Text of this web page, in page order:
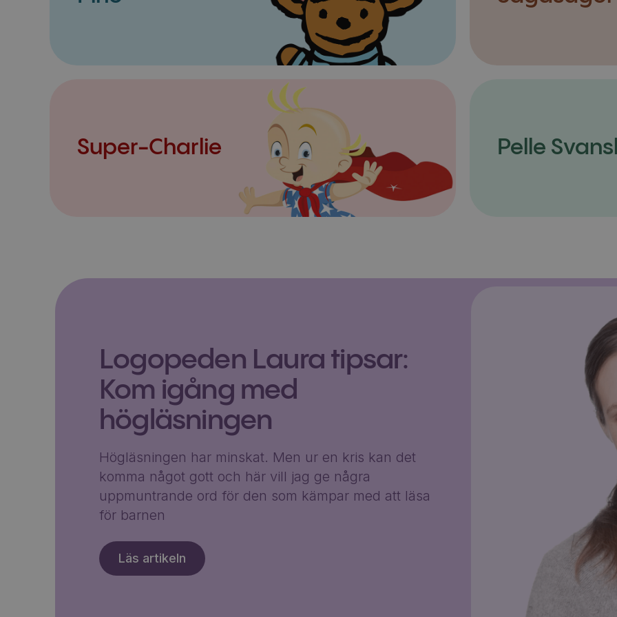
Super-Charlie Pelle
Logopeden Laura tipsar:
Kom igång med
högläsningen
Högläsningen har minskat. Men ur en kris kan det
komma något gott och här vill jag ge några
uppmuntrande ord för den som kämpar med att läsa
för barnen
Läs artikeln